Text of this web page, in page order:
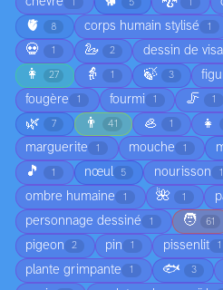
1 5 1
🫀 8 corps humain stylisé 1
💀 1 🦢 2 dessin de
👩 27 👵 1 🍃 3
fougère 1 fourmi 1 🦵 1
🌿 7 👨 41 🦪 1 👧
marguerite 1 mouche 1
🎵 1 nœul 5 nourisson 1
ombre humaine 1 🌺 1
personnage dessiné 1 🧑 61
pigeon 2 pin 1 pissenlit 1
plante grimpante 1 🐟 3